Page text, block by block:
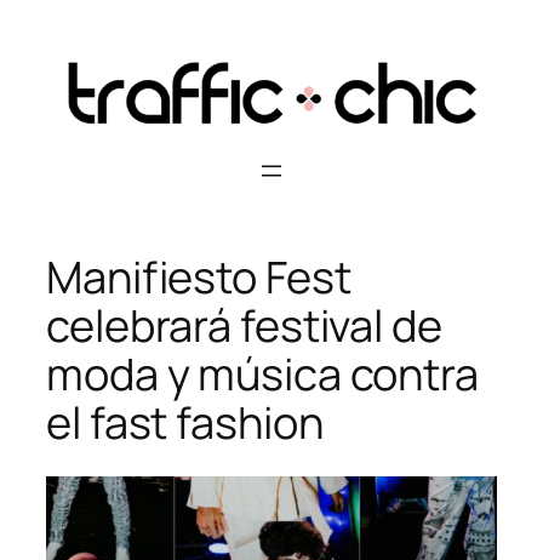
content
Manifiesto Fest
celebrará festival de
moda y música contra
el fast fashion